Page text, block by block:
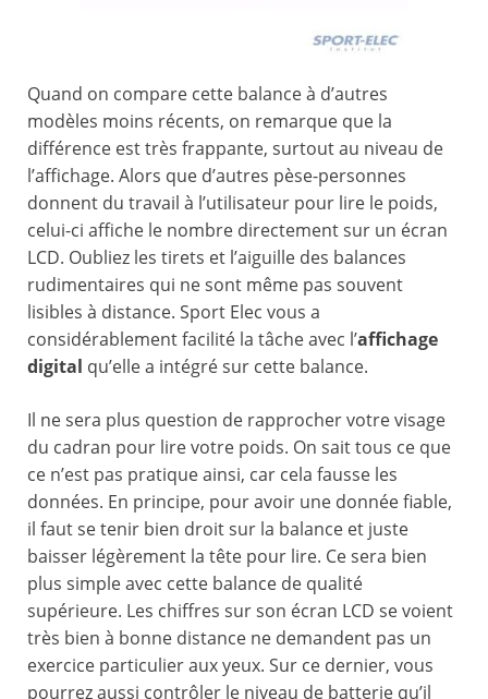
Quand on compare cette balance à d’autres
modèles moins récents, on remarque que la
différence est très frappante, surtout au niveau de
l’affichage. Alors que d’autres pèse-personnes
donnent du travail à l’utilisateur pour lire le poids,
celui-ci affiche le nombre directement sur un écran
LCD. Oubliez les tirets et l’aiguille des balances
rudimentaires qui ne sont même pas souvent
lisibles à distance. Sport Elec vous a
considérablement facilité la tâche avec l’affichage
digital qu’elle a intégré sur cette balance.
Il ne sera plus question de rapprocher votre visage
du cadran pour lire votre poids. On sait tous ce que
ce n’est pas pratique ainsi, car cela fausse les
données. En principe, pour avoir une donnée fiable,
il faut se tenir bien droit sur la balance et juste
baisser légèrement la tête pour lire. Ce sera bien
plus simple avec cette balance de qualité
supérieure. Les chiffres sur son écran LCD se voient
très bien à bonne distance ne demandent pas un
exercice particulier aux yeux. Sur ce dernier, vous
pourrez aussi contrôler le niveau de batterie qu’il